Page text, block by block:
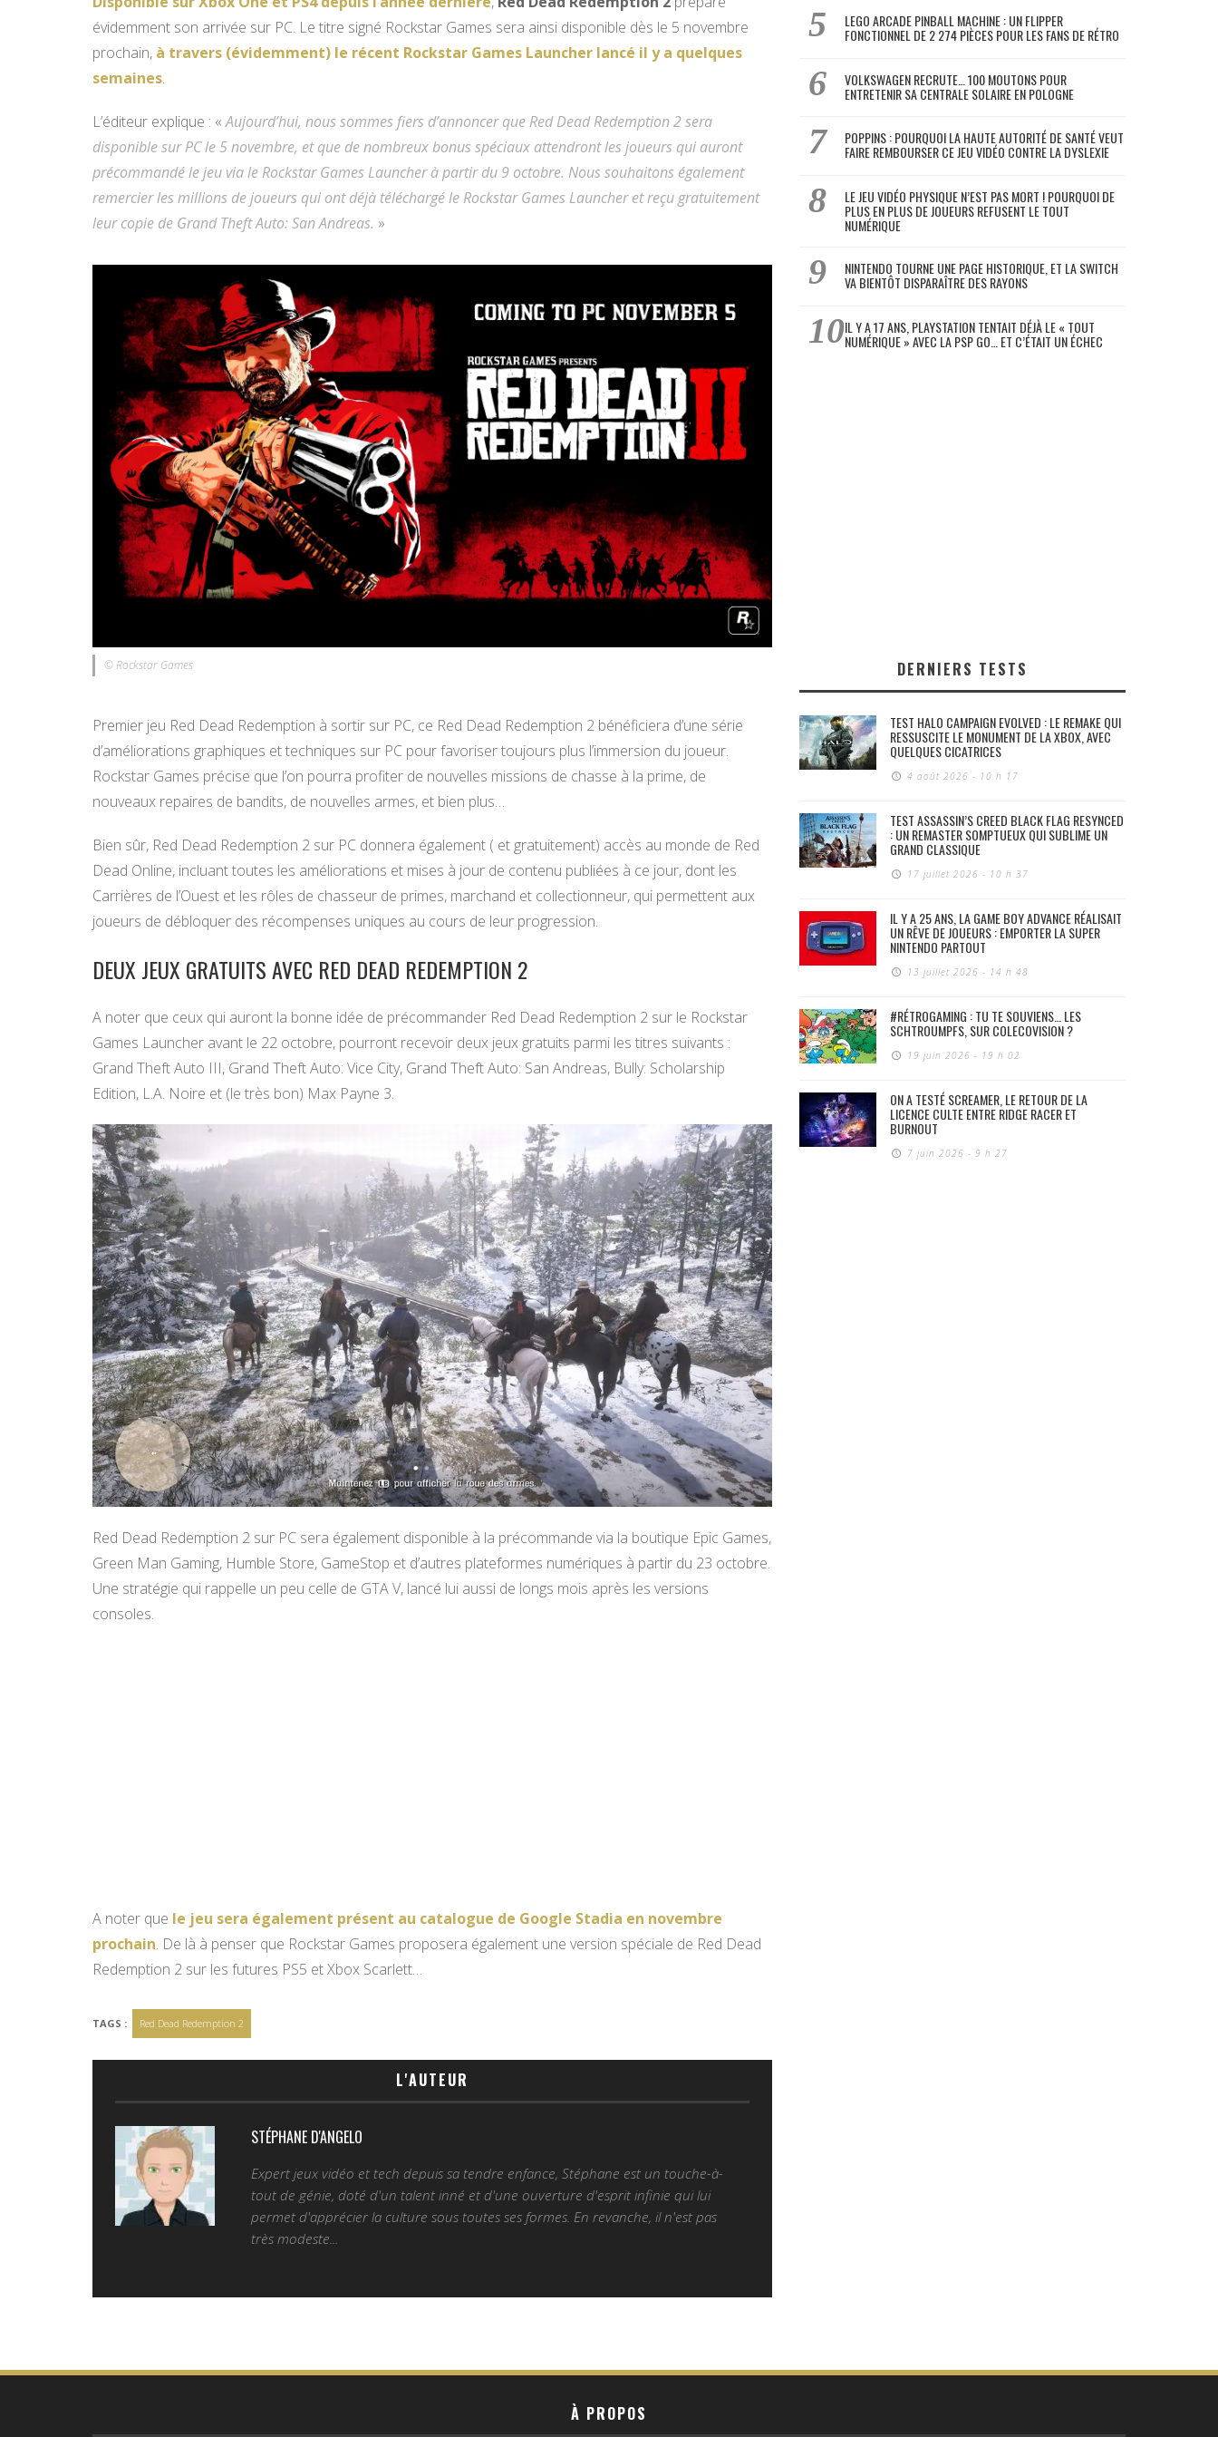
évidemment son arrivée sur PC. Le titre signé Rockstar Games sera ainsi disponible dès le 5 novembre
prochain, à travers (évidemment) le récent Rockstar Games Launcher lancé il y a quelques
semaines.
L’éditeur explique : «Aujourd’hui, nous sommes fiers d’annoncer que Red Dead Redemption 2 sera
disponible sur PC le 5 novembre, et que de nombreux bonus spéciaux attendront les joueurs qui auront
précommandé le jeu via le Rockstar Games Launcher à partir du 9 octobre. Nous souhaitons également
remercier les millions de joueurs qui ont déjà téléchargé le Rockstar Games Launcher et reçu gratuitement
leur copie de Grand Theft Auto: San Andreas. »
© Rockstar Games
Premier jeu Red Dead Redemption à sortir sur PC, ce Red Dead Redemption 2 bénéficiera d’une série
d’améliorations graphiques et techniques sur PC pour favoriser toujours plus l’immersion du joueur.
Rockstar Games précise que l’on pourra profiter de nouvelles missions de chasse à la prime, de
nouveaux repaires de bandits, de nouvelles armes, et bien plus…
Bien sûr, Red Dead Redemption 2 sur PC donnera également ( et gratuitement) accès au monde de Red
Dead Online, incluant toutes les améliorations et mises à jour de contenu publiées à ce jour, dont les
Carrières de l’Ouest et les rôles de chasseur de primes, marchand et collectionneur, qui permettent aux
joueurs de débloquer des récompenses uniques au cours de leur progression.
DEUX JEUX GRATUITS AVEC RED DEAD REDEMPTION 2
A noter que ceux qui auront la bonne idée de précommander Red Dead Redemption 2 sur le Rockstar
Games Launcher avant le 22 octobre, pourront recevoir deux jeux gratuits parmi les titres suivants :
Grand Theft Auto III, Grand Theft Auto: Vice City, Grand Theft Auto: San Andreas, Bully: Scholarship
Edition, L.A. Noire et (le très bon) Max Payne 3.
Red Dead Redemption 2 sur PC sera également disponible à la précommande via la boutique Epic Games,
Green Man Gaming, Humble Store, GameStop et d’autres plateformes numériques à partir du 23 octobre.
Une stratégie qui rappelle un peu celle de GTA V, lancé lui aussi de longs mois après les versions
consoles.
A noter que le jeu sera également présent au catalogue de Google Stadia en novembre
prochain. De là à penser que Rockstar Games proposera également une version spéciale de Red Dead
Redemption 2 sur les futures PS5 et Xbox Scarlett…
TAGS : Red Dead Redemption 2
L'AUTEUR
STÉPHANE D'ANGELO
Expert jeux vidéo et tech depuis sa tendre enfance, Stéphane est un touche-à-
tout de génie, doté d'un talent inné et d'une ouverture d'esprit infinie qui lui
permet d'apprécier la culture sous toutes ses formes. En revanche, il n'est pas
très modeste...
LEGO ARCADE PINBALL MACHINE : UN FLIPPER
FONCTIONNEL DE 2 274 PIÈCES POUR LES FANS DE RÉTRO
VOLKSWAGEN RECRUTE… 100 MOUTONS POUR
ENTRETENIR SA CENTRALE SOLAIRE EN POLOGNE
POPPINS : POURQUOI LA HAUTE AUTORITÉ DE SANTÉ VEUT
FAIRE REMBOURSER CE JEU VIDÉO CONTRE LA DYSLEXIE
LE JEU VIDÉO PHYSIQUE N’EST PAS MORT ! POURQUOI DE
PLUS EN PLUS DE JOUEURS REFUSENT LE TOUT
NUMÉRIQUE
NINTENDO TOURNE UNE PAGE HISTORIQUE, ET LA SWITCH
VA BIENTÔT DISPARAÎTRE DES RAYONS
IL Y A 17 ANS, PLAYSTATION TENTAIT DÉJÀ LE « TOUT
NUMÉRIQUE » AVEC LA PSP GO… ET C’ÉTAIT UN ÉCHEC
DERNIERS TESTS
TEST HALO CAMPAIGN EVOLVED : LE REMAKE QUI
RESSUSCITE LE MONUMENT DE LA XBOX, AVEC
QUELQUES CICATRICES
4 août 2026 - 10 h 17
TEST ASSASSIN’S CREED BLACK FLAG RESYNCED
: UN REMASTER SOMPTUEUX QUI SUBLIME UN
GRAND CLASSIQUE
17 juillet 2026 - 10 h 37
IL Y A 25 ANS, LA GAME BOY ADVANCE RÉALISAIT
UN RÊVE DE JOUEURS : EMPORTER LA SUPER
NINTENDO PARTOUT
13 juillet 2026 - 14 h 48
#RÉTROGAMING : TU TE SOUVIENS… LES
SCHTROUMPFS, SUR COLECOVISION ?
19 juin 2026 - 19 h 02
ON A TESTÉ SCREAMER, LE RETOUR DE LA
LICENCE CULTE ENTRE RIDGE RACER ET
BURNOUT
7 juin 2026 - 9 h 27
À PROPOS